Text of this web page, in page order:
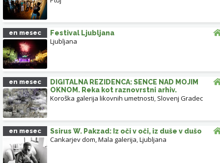
en mesec Festival Ljubljana
Ljubljana
en mesec
DIGITALNA REZIDENCA: SENCE NAD MOJIM
OKNOM. Reka kot raznovrstni arhiv.
Koroška galerija likovnih umetnosti, Slovenj Gradec
en mesec Ssirus W. Pakzad: Iz oči v oči, iz duše v dušo
Cankarjev dom, Mala galerija,Ljubljana